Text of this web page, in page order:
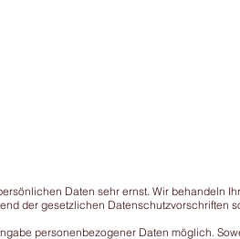
Daten sehr ernst. Wir behandeln
der gesetzlichen Datenschutzvorschriften
personenbezogener Daten möglich.